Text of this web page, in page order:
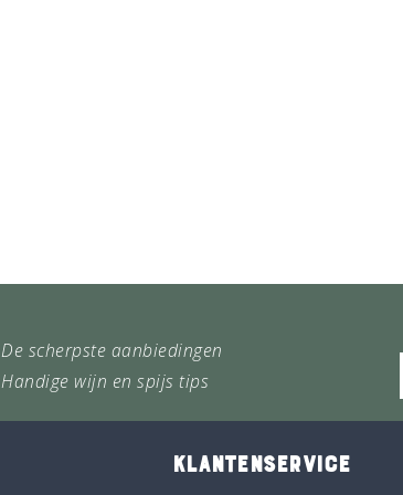
De scherpste aanbiedingen
Handige wijn en spijs tips
KLANTENSERVICE